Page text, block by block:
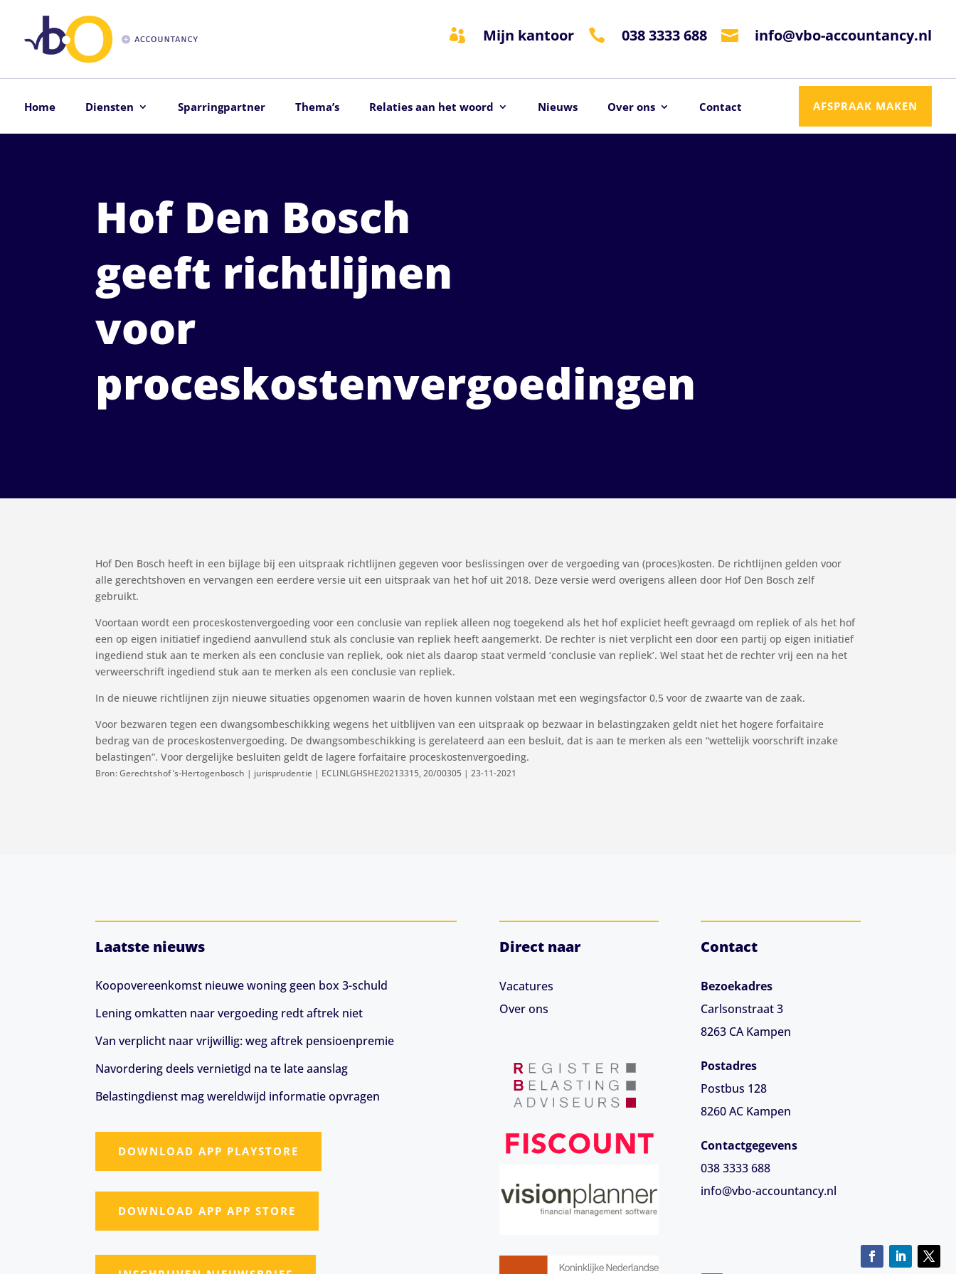
 Mijn kantoor  038 3333 688  info@vbo-accountancy.nl
Home Diensten Sparringpartner Thema’s Relaties aan het woord Nieuws Over ons Contact AFSPRAAK MAKEN
Hof Den Bosch
geeft richtlijnen
voor
proceskostenvergoedingen
Hof Den Bosch heeft in een bijlage bij een uitspraak richtlijnen gegeven voor beslissingen over de vergoeding van (proces)kosten. De richtlijnen gelden voor
alle gerechtshoven en vervangen een eerdere versie uit een uitspraak van het hof uit 2018. Deze versie werd overigens alleen door Hof Den Bosch zelf
gebruikt.
Voortaan wordt een proceskostenvergoeding voor een conclusie van repliek alleen nog toegekend als het hof expliciet heeft gevraagd om repliek of als het hof
een op eigen initiatief ingediend aanvullend stuk als conclusie van repliek heeft aangemerkt. De rechter is niet verplicht een door een partij op eigen initiatief
ingediend stuk aan te merken als een conclusie van repliek, ook niet als daarop staat vermeld ‘conclusie van repliek’. Wel staat het de rechter vrij een na het
verweerschrift ingediend stuk aan te merken als een conclusie van repliek.
In de nieuwe richtlijnen zijn nieuwe situaties opgenomen waarin de hoven kunnen volstaan met een wegingsfactor 0,5 voor de zwaarte van de zaak.
Voor bezwaren tegen een dwangsombeschikking wegens het uitblijven van een uitspraak op bezwaar in belastingzaken geldt niet het hogere forfaitaire
bedrag van de proceskostenvergoeding. De dwangsombeschikking is gerelateerd aan een besluit, dat is aan te merken als een “wettelijk voorschrift inzake
belastingen”. Voor dergelijke besluiten geldt de lagere forfaitaire proceskostenvergoeding.
Bron: Gerechtshof ‘s-Hertogenbosch | jurisprudentie | ECLINLGHSHE20213315, 20/00305 | 23-11-2021
Laatste nieuws
Koopovereenkomst nieuwe woning geen box 3-schuld
Lening omkatten naar vergoeding redt aftrek niet
Van verplicht naar vrijwillig: weg aftrek pensioenpremie
Navordering deels vernietigd na te late aanslag
Belastingdienst mag wereldwijd informatie opvragen
DOWNLOAD APP PLAYSTORE
DOWNLOAD APP APP STORE
Direct naar
Vacatures
Over ons
Contact
Bezoekadres
Carlsonstraat 3
8263 CA Kampen
Postadres
Postbus 128
8260 AC Kampen
Contactgegevens
038 3333 688
info@vbo-accountancy.nl